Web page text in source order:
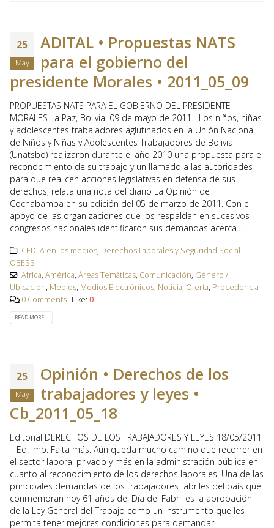
25
May
ADITAL • Propuestas NATS
para el gobierno del
presidente Morales • 2011_05_09
PROPUESTAS NATS PARA EL GOBIERNO DEL PRESIDENTE
MORALES La Paz, Bolivia, 09 de mayo de 2011.- Los niños, niñas
y adolescentes trabajadores aglutinados en la Unión Nacional
de Niños y Niñas y Adolescentes Trabajadores de Bolivia
(Unatsbo) realizaron durante el año 2010 una propuesta para el
reconocimiento de su trabajo y un llamado a las autoridades
para que realicen acciones legislativas en defensa de sus
derechos, relata una nota del diario La Opinión de
Cochabamba en su edición del 05 de marzo de 2011. Con el
apoyo de las organizaciones que los respaldan en sucesivos
congresos nacionales identificaron sus demandas acerca...
CEDLA en los medios, Derechos Laborales y Seguridad Social -
OBESS
Africa, América, Áreas Temáticas, Comunicación, Género /
Ubicación, Medios, Medios Electrónicos, Noticia, Oferta, Procedencia
0 Comments Like: 0
READ MORE...
25
May
Opinión • Derechos de los
trabajadores y leyes •
Cb_2011_05_18
Editorial DERECHOS DE LOS TRABAJADORES Y LEYES 18/05/2011
| Ed. Imp. Falta más. Aún queda mucho camino que recorrer en
el sector laboral privado y más en la administración pública en
cuanto al reconocimiento de los derechos laborales. Una de las
principales demandas de los trabajadores fabriles del país que
conmemoran hoy 61 años del Día del Fabril es la aprobación
de la Ley General del Trabajo como un instrumento que les
permita tener mejores condiciones para demandar